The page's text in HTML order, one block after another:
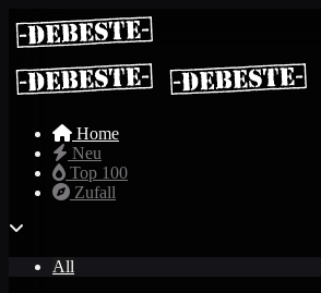
Home
Neu
Top 100
Zufall
All